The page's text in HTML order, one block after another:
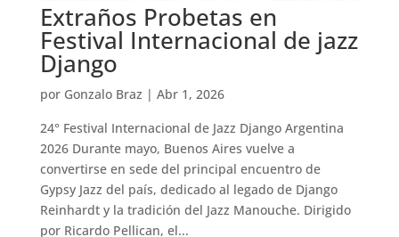
Extraños Probetas en
Festival Internacional de jazz
Django
por Gonzalo Braz | Abr 1, 2026
24° Festival Internacional de Jazz Django Argentina
2026 Durante mayo, Buenos Aires vuelve a
convertirse en sede del principal encuentro de
Gypsy Jazz del país, dedicado al legado de Django
Reinhardt y la tradición del Jazz Manouche. Dirigido
por Ricardo Pellican, el...